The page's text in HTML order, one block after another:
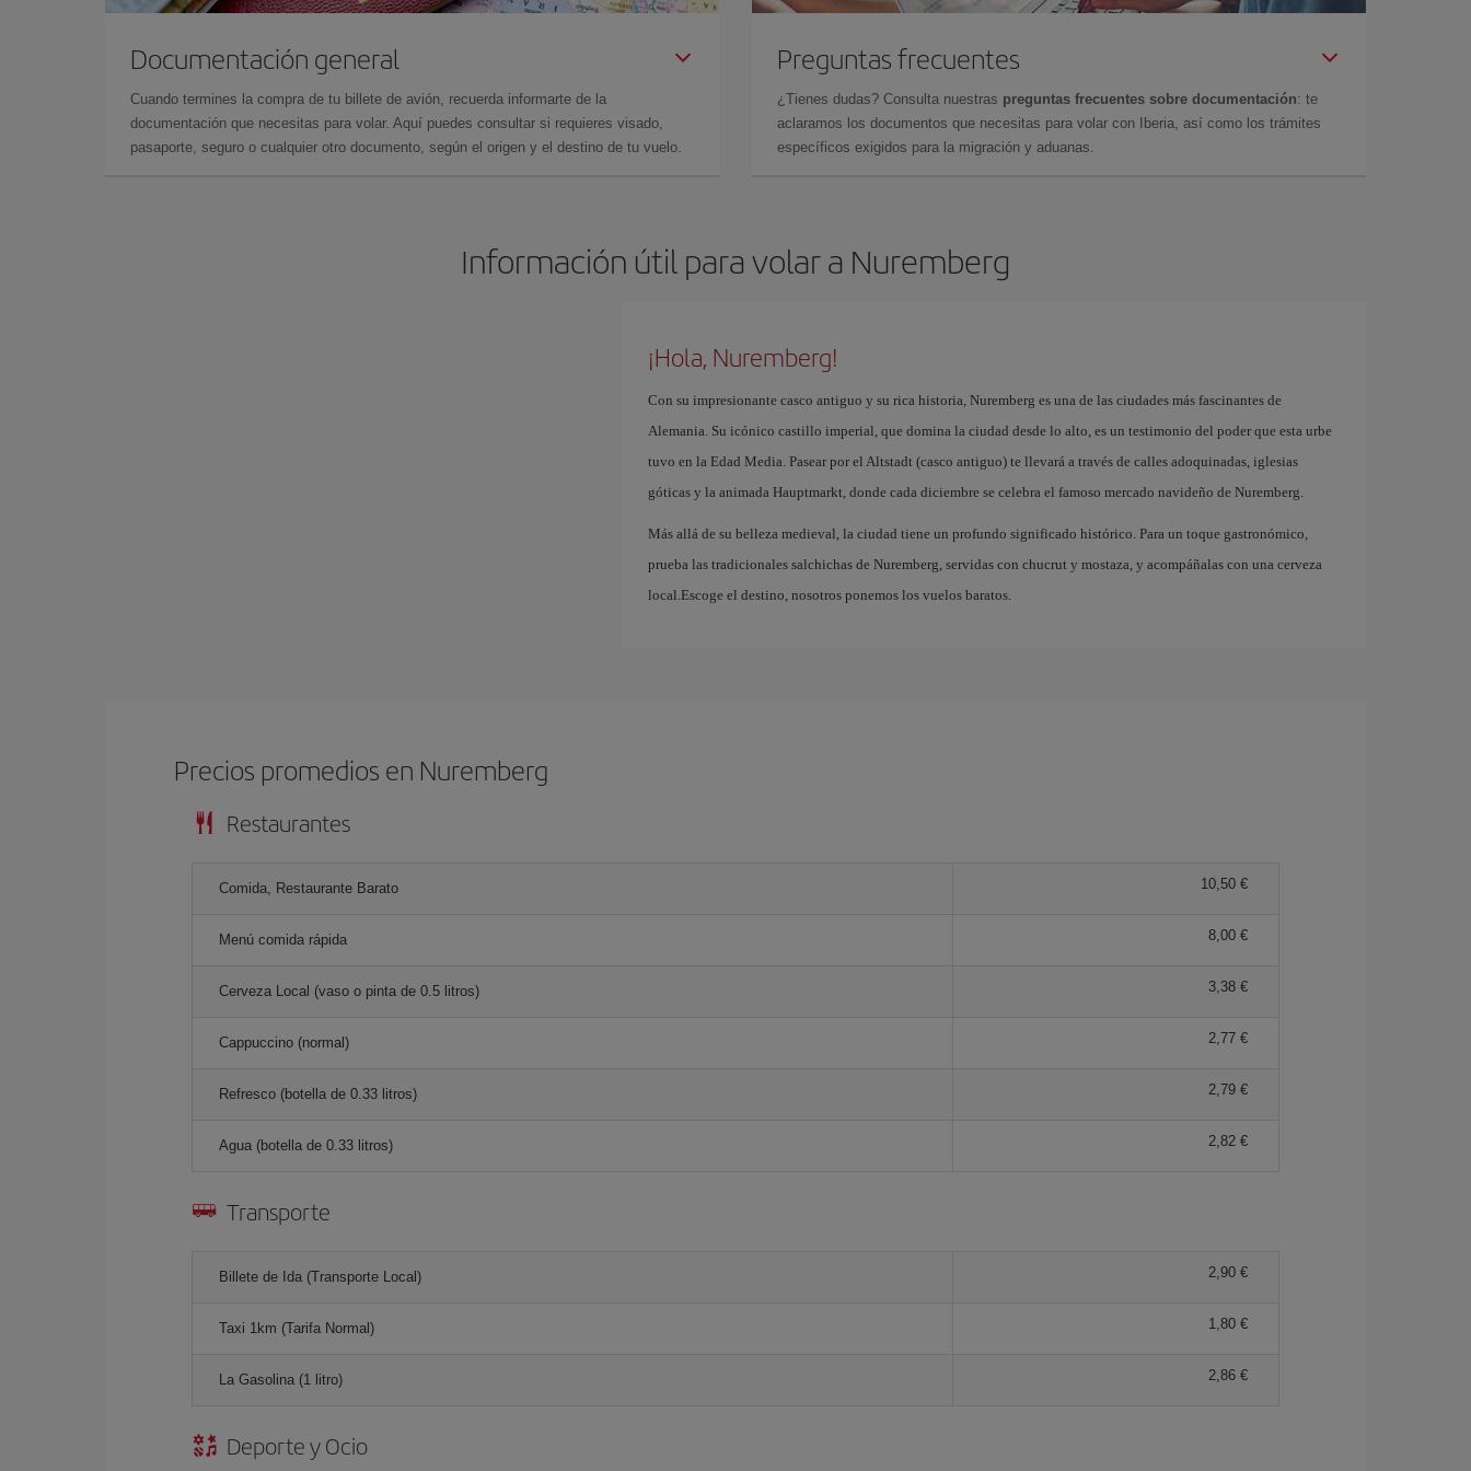
Documentación general
Cuando termines la compra de tu billete de avión, recuerda informarte de la
documentación que necesitas para volar. Aquí puedes consultar si requieres visado,
pasaporte, seguro o cualquier otro documento, según el origen y el destino de tu vuelo.
Preguntas frecuentes
¿Tienes dudas? Consulta nuestras preguntas frecuentes sobre documentación: te
aclaramos los documentos que necesitas para volar con Iberia, así como los trámites
específicos exigidos para la migración y aduanas.
Información útil para volar a Nuremberg
¡Hola, Nuremberg!
Con su impresionante casco antiguo y su rica historia, Nuremberg es una de las ciudades más fascinantes de
Alemania. Su icónico castillo imperial, que domina la ciudad desde lo alto, es un testimonio del poder que esta urbe
tuvo en la Edad Media. Pasear por el Altstadt (casco antiguo) te llevará a través de calles adoquinadas, iglesias
góticas y la animada Hauptmarkt, donde cada diciembre se celebra el famoso mercado navideño de Nuremberg.
Más allá de su belleza medieval, la ciudad tiene un profundo significado histórico. Para un toque gastronómico,
prueba las tradicionales salchichas de Nuremberg, servidas con chucrut y mostaza, y acompáñalas con una cerveza
local.Escoge el destino, nosotros ponemos los vuelos baratos.
Precios promedios en Nuremberg
Restaurantes
Comida, Restaurante Barato 10,50 €
Menú comida rápida 8,00 €
Cerveza Local (vaso o pinta de 0.5 litros) 3,38 €
Cappuccino (normal) 2,77 €
Refresco (botella de 0.33 litros) 2,79 €
Agua (botella de 0.33 litros) 2,82 €
Transporte
Billete de Ida (Transporte Local) 2,90 €
Taxi 1km (Tarifa Normal) 1,80 €
La Gasolina (1 litro) 2,86 €
Deporte y Ocio